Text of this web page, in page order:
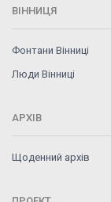
ВІННИЦЯ
Фонтани Вінниці
Люди Вінниці
АРХІВ
Щоденний архів